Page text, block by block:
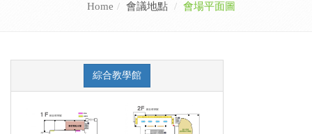
Home 會議地點 會場平面圖
綜合教學館